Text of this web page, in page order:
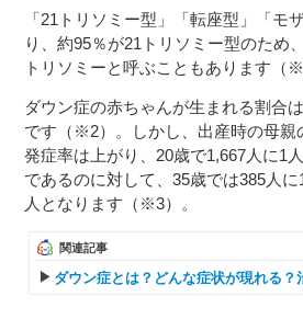
「21トリソミー型」「転座型」「モ
り、約95％が21トリソミー型のため
トリソミーと呼ぶこともあります（
ダウン症の赤ちゃんが生まれる割合
です（※2）。しかし、出産時の母親
発症率は上がり、20歳で1,667人に1
であるのに対して、35歳では385人
人となります（※3）。
関連記事
ダウン症とは？どんな症状が現れる？